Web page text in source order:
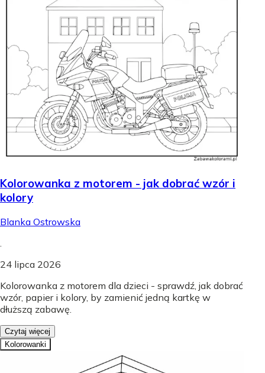
Kolorowanka z motorem - jak dobrać wzór i
kolory
Blanka Ostrowska
24 lipca 2026
Kolorowanka z motorem dla dzieci - sprawdź, jak dobrać
wzór, papier i kolory, by zamienić jedną kartkę w
dłuższą zabawę.
Czytaj więcej
Kolorowanki